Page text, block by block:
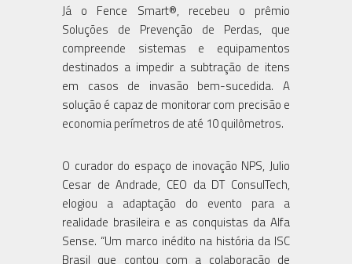
Já o Fence Smart®, recebeu o prêmio
Soluções de Prevenção de Perdas, que
compreende sistemas e equipamentos
destinados a impedir a subtração de itens
em casos de invasão bem-sucedida. A
solução é capaz de monitorar com precisão e
economia perímetros de até 10 quilômetros.
O curador do espaço de inovação NPS, Julio
Cesar de Andrade, CEO da DT ConsulTech,
elogiou a adaptação do evento para a
realidade brasileira e as conquistas da Alfa
Sense. “Um marco inédito na história da ISC
Brasil que contou com a colaboração de